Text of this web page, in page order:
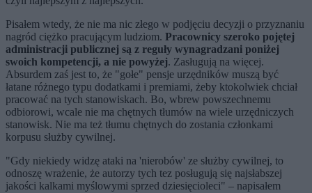
Pisałem wtedy, że nie ma nic złego w podjęciu decyzji o przyznaniu
nagród ciężko pracującym ludziom. Pracownicy szeroko pojętej
administracji publicznej są z reguły wynagradzani poniżej
swoich kompetencji, a nie powyżej. Zasługują na więcej.
Absurdem zaś jest to, że "gołe" pensje urzędników muszą być
łatane różnego typu dodatkami i premiami, żeby ktokolwiek chciał
pracować na tych stanowiskach. Bo, wbrew powszechnemu
odbiorowi, wcale nie ma chętnych tłumów na wiele urzędniczych
stanowisk. Nie ma też tłumu chętnych do zostania członkami
korpusu służby cywilnej.
"Gdy niekiedy widzę ataki na 'nierobów' ze służby cywilnej, to
odnoszę wrażenie, że autorzy tych tez posługują się najsłabszej
jakości kalkami myślowymi sprzed dziesięcioleci" – napisałem